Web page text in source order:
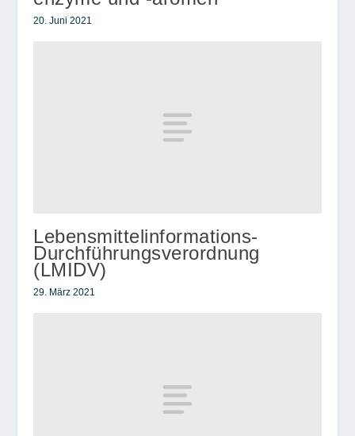
20. Juni 2021
Lebensmittelinformations-
Durchführungsverordnung
(LMIDV)
29. März 2021